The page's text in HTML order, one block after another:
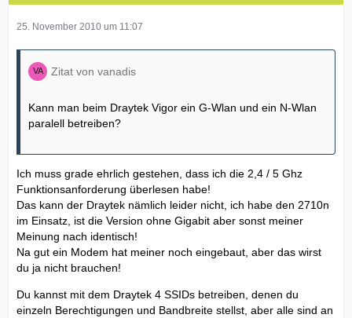
25. November 2010 um 11:07
Zitat von vanadis
Kann man beim Draytek Vigor ein G-Wlan und ein N-Wlan
paralell betreiben?
Ich muss grade ehrlich gestehen, dass ich die 2,4 / 5 Ghz
Funktionsanforderung überlesen habe!
Das kann der Draytek nämlich leider nicht, ich habe den 2710n
im Einsatz, ist die Version ohne Gigabit aber sonst meiner
Meinung nach identisch!
Na gut ein Modem hat meiner noch eingebaut, aber das wirst
du ja nicht brauchen!
Du kannst mit dem Draytek 4 SSIDs betreiben, denen du
einzeln Berechtigungen und Bandbreite stellst, aber alle sind an